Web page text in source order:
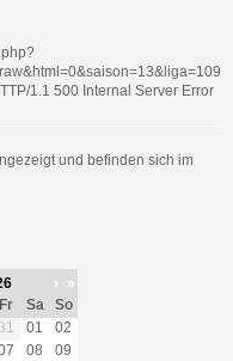
1.1 500 Internal Server Error
und befinden sich im
›
»
Fr Sa
So
31 01
02
08
09